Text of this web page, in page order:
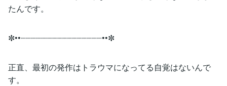
たんです。
✼••┈┈┈┈┈┈┈┈┈┈┈┈┈┈┈┈••✼
正直、最初の発作はトラウマになってる自覚はないんで
す。